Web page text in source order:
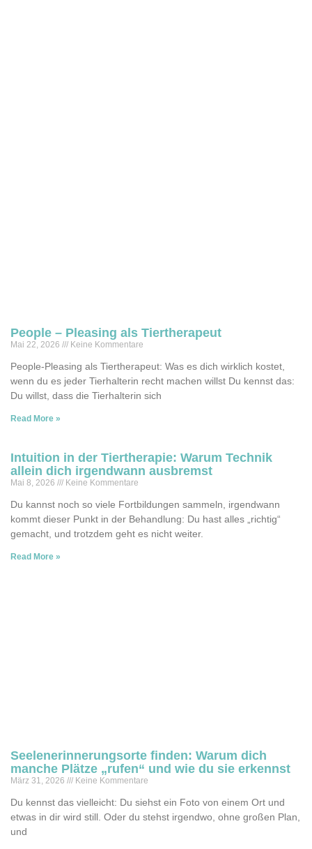
People – Pleasing als Tiertherapeut
Mai 22, 2026 Keine Kommentare
People-Pleasing als Tiertherapeut: Was es dich wirklich kostet,
wenn du es jeder Tierhalterin recht machen willst Du kennst das:
Du willst, dass die Tierhalterin sich
Read More »
Intuition in der Tiertherapie: Warum Technik
allein dich irgendwann ausbremst
Mai 8, 2026 Keine Kommentare
Du kannst noch so viele Fortbildungen sammeln, irgendwann
kommt dieser Punkt in der Behandlung: Du hast alles „richtig“
gemacht, und trotzdem geht es nicht weiter.
Read More »
Seelenerinnerungsorte finden: Warum dich
manche Plätze „rufen“ und wie du sie erkennst
März 31, 2026 Keine Kommentare
Du kennst das vielleicht: Du siehst ein Foto von einem Ort und
etwas in dir wird still. Oder du stehst irgendwo, ohne großen Plan,
und